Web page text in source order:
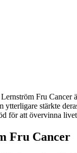
Fru Cancer
ytterligare stärkte
för att övervinna
Fru Cancer